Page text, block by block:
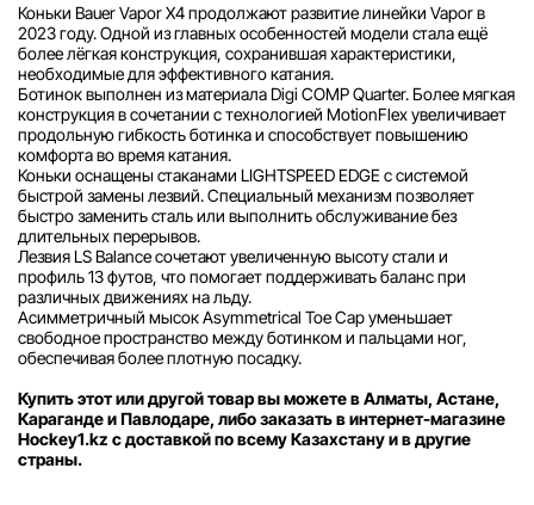
Коньки Bauer Vapor X4 продолжают развитие линейки Vapor в
2023 году. Одной из главных особенностей модели стала ещё
более лёгкая конструкция, сохранившая характеристики,
необходимые для эффективного катания.
Ботинок выполнен из материала Digi COMP Quarter. Более мягкая
конструкция в сочетании с технологией MotionFlex увеличивает
продольную гибкость ботинка и способствует повышению
комфорта во время катания.
Коньки оснащены стаканами LIGHTSPEED EDGE с системой
быстрой замены лезвий. Специальный механизм позволяет
быстро заменить сталь или выполнить обслуживание без
длительных перерывов.
Лезвия LS Balance сочетают увеличенную высоту стали и
профиль 13 футов, что помогает поддерживать баланс при
различных движениях на льду.
Асимметричный мысок Asymmetrical Toe Cap уменьшает
свободное пространство между ботинком и пальцами ног,
обеспечивая более плотную посадку.
Купить этот или другой товар вы можете в Алматы, Астане,
Караганде и Павлодаре, либо заказать в интернет-магазине
Hockey1.kz с доставкой по всему Казахстану и в другие
страны.